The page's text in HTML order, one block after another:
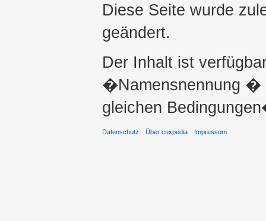
Diese Seite wurde
geändert.
Der Inhalt ist
�Namensnennung �
gleichen
Datenschutz Über cuxpedia Impressum